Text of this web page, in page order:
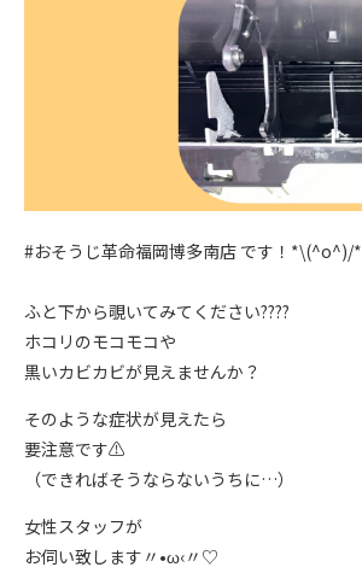
#おそうじ革命福岡博多南店 です！*\(^o^)/*
ふと下から覗いてみてください????
ホコリのモコモコや
黒いカビカビが見えませんか？
そのような症状が見えたら
要注意です⚠️
（できればそうならないうちに…）
女性スタッフが
お伺い致します〃•ω‹〃♡